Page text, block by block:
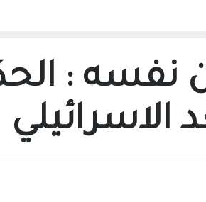
نفسه :
الاسرائيلي